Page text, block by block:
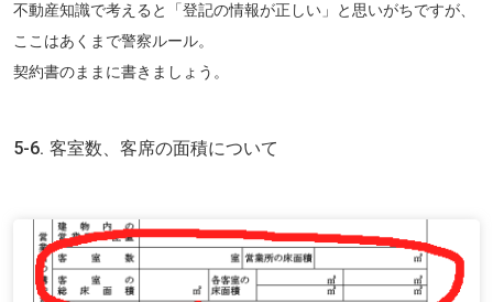
不動産知識で考えると「登記の情報が正しい」と思いがちですが、
ここはあくまで警察ルール。
契約書のままに書きましょう。
5-6. 客室数、客席の面積について